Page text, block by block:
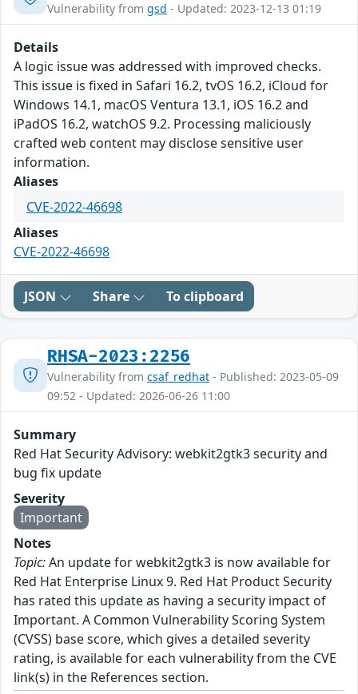
Vulnerability from gsd - Updated: 2023-12-13 01:19
Details
A logic issue was addressed with improved checks.
This issue is fixed in Safari 16.2, tvOS 16.2, iCloud for
Windows 14.1, macOS Ventura 13.1, iOS 16.2 and
iPadOS 16.2, watchOS 9.2. Processing maliciously
crafted web content may disclose sensitive user
information.
Aliases
CVE-2022-46698
Aliases
CVE-2022-46698
JSON Share To clipboard
RHSA-2023:2256
Vulnerability from csaf_redhat - Published: 2023-05-09
09:52 - Updated: 2026-06-26 11:00
Summary
Red Hat Security Advisory: webkit2gtk3 security and
bug fix update
Severity
Important
Notes
Topic:An update for webkit2gtk3 is now available for
Red Hat Enterprise Linux 9. Red Hat Product Security
has rated this update as having a security impact of
Important. A Common Vulnerability Scoring System
(CVSS) base score, which gives a detailed severity
rating, is available for each vulnerability from the CVE
link(s) in the References section.